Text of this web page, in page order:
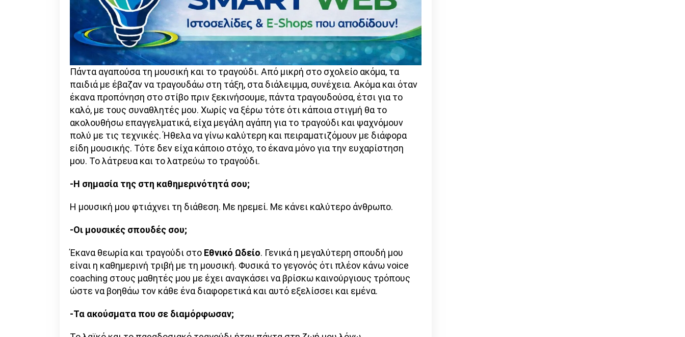
Πάντα αγαπούσα τη μουσική και το τραγούδι. Από μικρή στο σχολείο ακόμα, τα
παιδιά με έβαζαν να τραγουδάω στη τάξη, στα διάλειμμα, συνέχεια. Ακόμα και όταν
έκανα προπόνηση στο στίβο πριν ξεκινήσουμε, πάντα τραγουδούσα, έτσι για το
καλό, με τους συναθλητές μου. Χωρίς να ξέρω τότε ότι κάποια στιγμή θα το
ακολουθήσω επαγγελματικά, είχα μεγάλη αγάπη για το τραγούδι και ψαχνόμουν
πολύ με τις τεχνικές. Ήθελα να γίνω καλύτερη και πειραματιζόμουν με διάφορα
είδη μουσικής. Τότε δεν είχα κάποιο στόχο, το έκανα μόνο για την ευχαρίστηση
μου. Το λάτρευα και το λατρεύω το τραγούδι.
-Η σημασία της στη καθημερινότητά σου;
Η μουσική μου φτιάχνει τη διάθεση. Με ηρεμεί. Με κάνει καλύτερο άνθρωπο.
-Οι μουσικές σπουδές σου;
Έκανα θεωρία και τραγούδι στο Εθνικό Ωδείο. Γενικά η μεγαλύτερη σπουδή μου
είναι η καθημερινή τριβή με τη μουσική. Φυσικά το γεγονός ότι πλέον κάνω voice
coaching στους μαθητές μου με έχει αναγκάσει να βρίσκω καινούργιους τρόπους
ώστε να βοηθάω τον κάθε ένα διαφορετικά και αυτό εξελίσσει και εμένα.
-Τα ακούσματα που σε διαμόρφωσαν;